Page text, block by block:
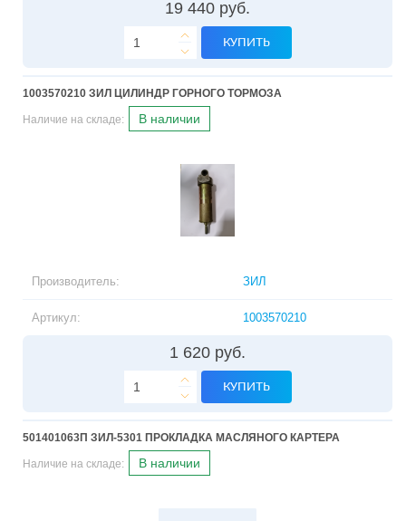
19 440 руб.
КУПИТЬ
1003570210 ЗИЛ ЦИЛИНДР ГОРНОГО ТОРМОЗА
Наличие на складе: В наличии
Производитель: ЗИЛ
Артикул: 1003570210
1 620 руб.
КУПИТЬ
501401063П ЗИЛ-5301 ПРОКЛАДКА МАСЛЯНОГО КАРТЕРА
Наличие на складе: В наличии